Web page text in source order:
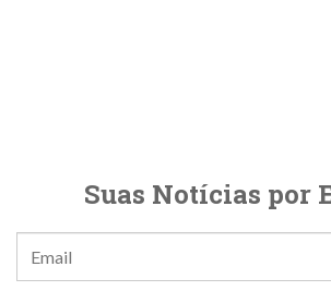
Suas Notícias por